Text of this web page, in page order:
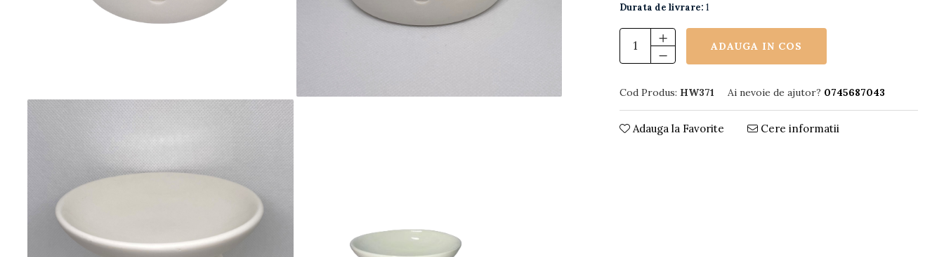
Durata de livrare: 1
ADAUGA IN COS
Cod Produs: HW371 Ai nevoie de ajutor? 0745687043
Adauga la Favorite Cere informatii